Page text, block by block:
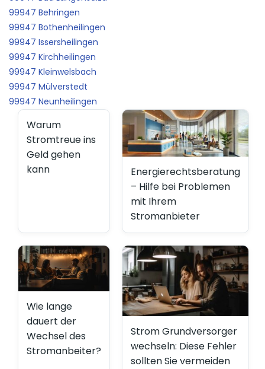
99947 Behringen
99947 Bothenheilingen
99947 Issersheilingen
99947 Kirchheilingen
99947 Kleinwelsbach
99947 Mülverstedt
99947 Neunheilingen
Warum
Stromtreue ins
Geld gehen
kann
Energierechtsberatung
– Hilfe bei Problemen
mit Ihrem
Stromanbieter
Wie lange
dauert der
Wechsel des
Stromanbeiter?
Strom Grundversorger
wechseln: Diese Fehler
sollten Sie vermeiden